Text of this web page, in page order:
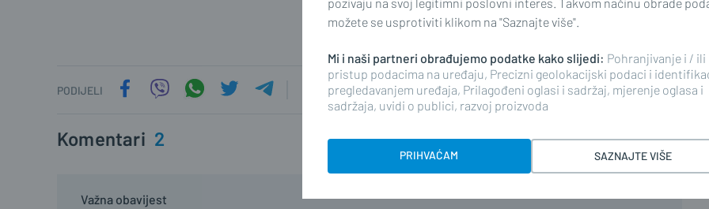
PODIJELI
Komentari 2 najnoviji
Važna obavijest
možete se usprotiviti klikom na "Saznajte više".
Mi i naši partneri obrađujemo podatke kako slijedi: Pohranjivanje i / ili
pristup podacima na uređaju, Precizni geolokacijski podaci i
pregledavanjem uređaja, Prilagođeni oglasi i sadržaj, mjerenje oglasa i
sadržaja, uvidi o publici, razvoj proizvoda
PRIHVAĆAM SAZNAJTE VIŠE